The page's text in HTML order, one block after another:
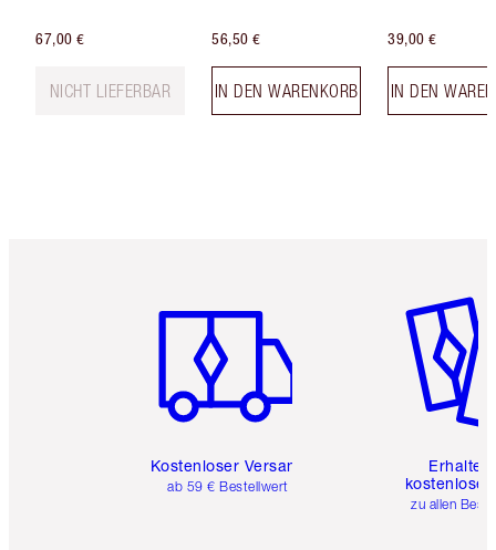
67,00 €
NICHT LIEFERBAR
56,50 €
IN DEN WARENKORB
39,00 €
IN DEN
Kostenloser Versand
ab 59 € Bestellwert
Erhalte
kostenlose
zu allen